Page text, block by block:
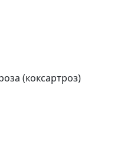
(коксартроз)